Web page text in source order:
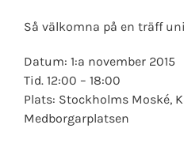
Så välkomna på en träff
Datum: 1:a november 2015
Tid. 12:00 – 18:00
Plats: Stockholms Moské,
Medborgarplatsen